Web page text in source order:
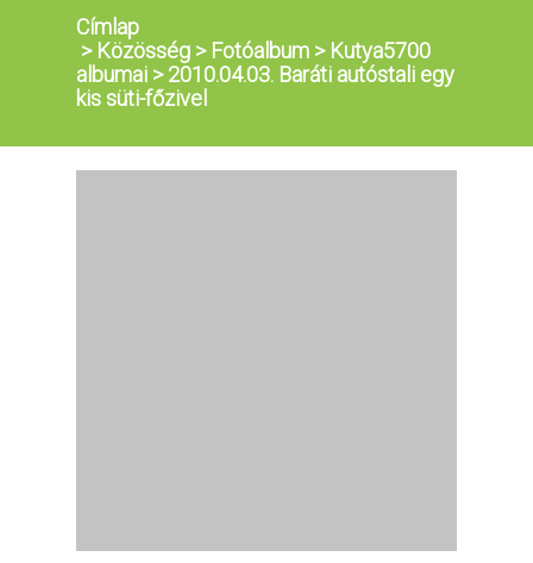
Címlap
> Közösség > Fotóalbum > Kutya5700
albumai >2010.04.03. Baráti autóstali egy
kis süti-főzivel